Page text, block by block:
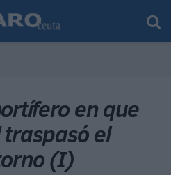
en que
el
(I)